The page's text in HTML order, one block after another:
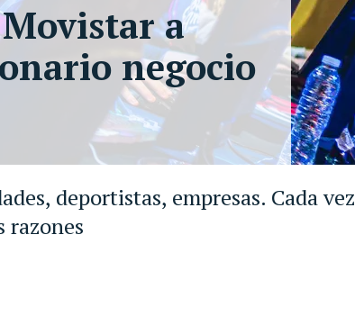
deportistas, empresas. Cada vez
razones
a
negocio